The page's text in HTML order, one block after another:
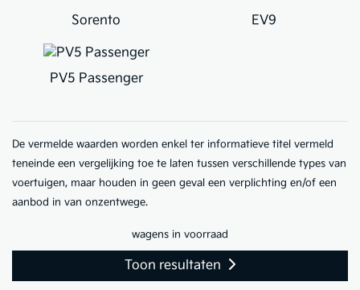
Sorento EV9
PV5 Passenger
De vermelde waarden worden enkel ter informatieve titel vermeld
teneinde een vergelijking toe te laten tussen verschillende types van
voertuigen, maar houden in geen geval een verplichting en/of een
aanbod in van onzentwege.
wagens in voorraad
Toon resultaten